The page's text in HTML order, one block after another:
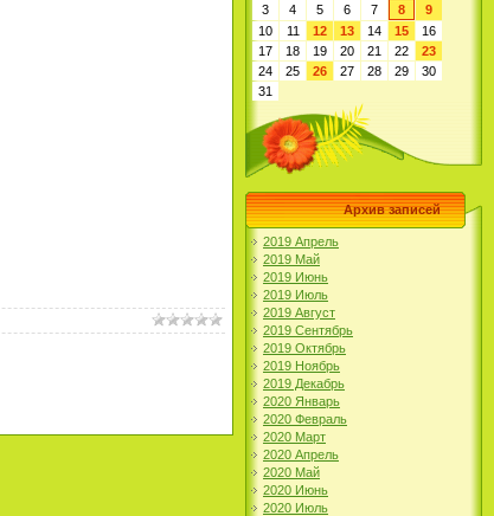
3
4 5 6 7 8
9
10
11 12 13 14 15
16
17
18 19 20 21 22
23
24
25 26 27 28 29
30
31
Архив записей
2019 Апрель
2019 Май
2019 Июнь
2019 Июль
2019 Август
2019 Сентябрь
2019 Октябрь
2019 Ноябрь
2019 Декабрь
2020 Январь
2020 Февраль
2020 Март
2020 Апрель
2020 Май
2020 Июнь
2020 Июль